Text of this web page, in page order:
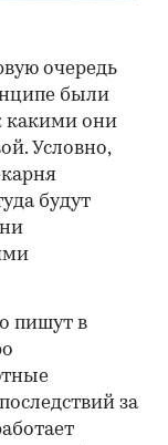
очередь
были
какими они
Условно,
будут
пишут в
за